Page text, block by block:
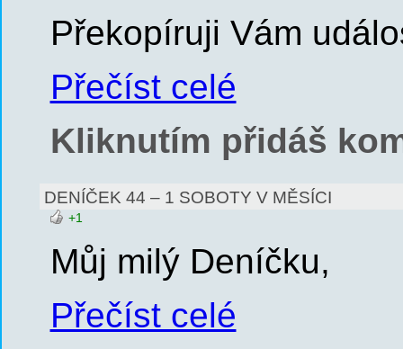
Překopíruji Vám
Přečíst celé
Kliknutím přidáš
DENÍČEK 44 – 1 SOBOTY V MĚSÍCI
+1
Můj milý Deníčku,
Přečíst celé